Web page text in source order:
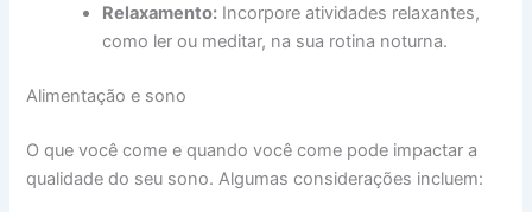
Relaxamento: Incorpore atividades relaxantes,
como ler ou meditar, na sua rotina noturna.
Alimentação e sono
O que você come e quando você come pode impactar a
qualidade do seu sono. Algumas considerações incluem: